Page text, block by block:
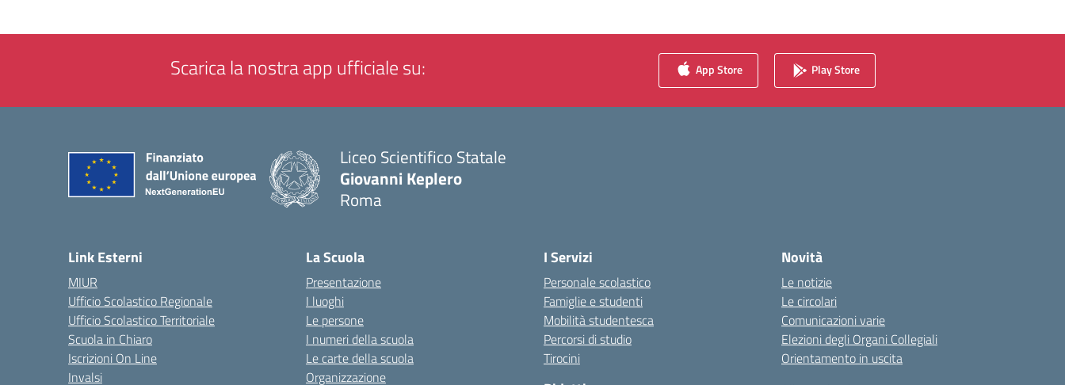
Scarica la nostra app ufficiale su: App Store Play Store
Liceo Scientifico Statale
Giovanni Keplero
Roma
Link Esterni
MIUR
Ufficio Scolastico Regionale
Ufficio Scolastico Territoriale
Scuola in Chiaro
Iscrizioni On Line
Invalsi
La Scuola
Presentazione
I luoghi
Le persone
I numeri della scuola
Le carte della scuola
Organizzazione
I Servizi
Personale scolastico
Famiglie e studenti
Mobilità studentesca
Percorsi di studio
Tirocini
Novità
Le notizie
Le circolari
Comunicazioni varie
Elezioni degli Organi Collegiali
Orientamento in uscita